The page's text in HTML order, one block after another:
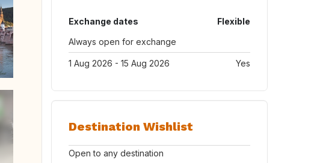
Exchange dates
Flexible
Always open for exchange
1 Aug 2026 - 15 Aug 2026 Yes
Destination Wishlist
Open to any destination